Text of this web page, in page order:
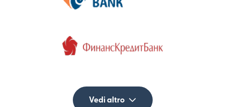
Vedi altro